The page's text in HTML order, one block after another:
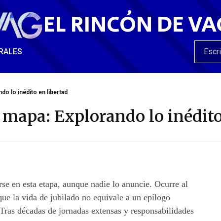
EL RINCÓN DE
lo inédito en libertad
Explorando lo
en esta etapa, aunque nadie lo anuncie. Ocurre al
la vida de jubilado no equivale a un epílogo
décadas de jornadas extensas y responsabilidades